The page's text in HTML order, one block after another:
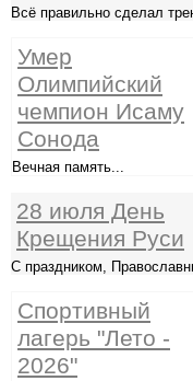
Всё правильно сделал
Умер
Олимпийский
чемпион Исаму
Сонода
Вечная память...
28 июля День
Крещения Руси
С праздником,
Спортивный
лагерь "Лето -
2026"